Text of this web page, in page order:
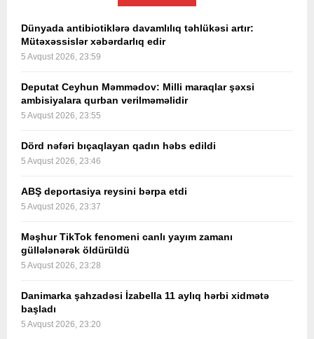
Dünyada antibiotiklərə davamlılıq təhlükəsi artır:
Mütəxəssislər xəbərdarlıq edir
5 Avqust 2026, 23:59
Deputat Ceyhun Məmmədov: Milli maraqlar şəxsi
ambisiyalara qurban verilməməlidir
5 Avqust 2026, 23:55
Dörd nəfəri bıçaqlayan qadın həbs edildi
5 Avqust 2026, 23:46
ABŞ deportasiya reysini bərpa etdi
5 Avqust 2026, 23:37
Məşhur TikTok fenomeni canlı yayım zamanı
güllələnərək öldürüldü
5 Avqust 2026, 23:28
Danimarka şahzadəsi İzabella 11 aylıq hərbi xidmətə
başladı
5 Avqust 2026, 23:20